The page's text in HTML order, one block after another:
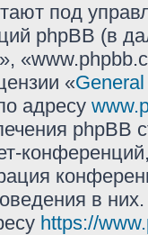
под
phpBB (в
«
адресу
phpBB
в
https://